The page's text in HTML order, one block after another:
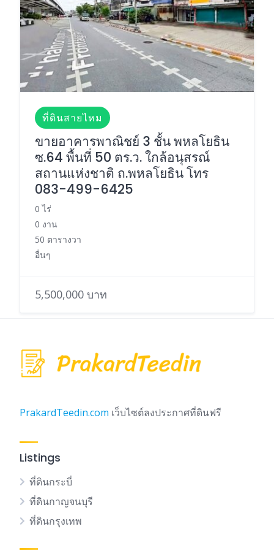
ที่ดินสายไหม
ขายอาคารพาณิชย์ 3 ชั้น พหลโยธิน
ซ.64 พื้นที่ 50 ตร.ว. ใกล้อนุสรณ์
สถานแห่งชาติ ถ.พหลโยธิน โทร
083-499-6425
0 ไร่
0 งาน
50 ตารางวา
อื่นๆ
5,500,000 บาท
PrakardTeedin.com เว็บไซต์ลงประกาศที่ดินฟรี
Listings
ที่ดินกระบี่
ที่ดินกาญจนบุรี
ที่ดินกรุงเทพ